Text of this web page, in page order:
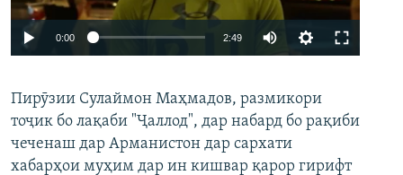
Auto 240p 360p 480p
720p 1080p
0:00 2:49
360p
480p
Пирӯзии Сулаймон Маҳмадов, размикори
тоҷик бо лақаби "Ҷаллод", дар набард бо рақиби
чеченаш дар Арманистон дар сархати
хабарҳои муҳим дар ин кишвар қарор гирифт